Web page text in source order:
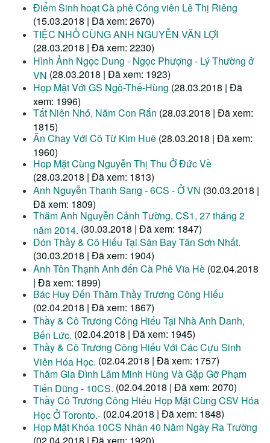
Điểm Sinh hoạt Cà phê Công viên Lê Thị Riêng
(15.03.2018 | Đã xem: 2670)
TIỆC NHỎ CÙNG ANH NGUYỄN VĂN LỢI
(28.03.2018 | Đã xem: 2230)
Hình Ảnh Ngọc Dung - Ngọc Phượng - Lý Thường ở
VN (28.03.2018 | Đã xem: 1923)
Họp Mặt Với GS Ngô-Thế-Hùng (28.03.2018 | Đã
xem: 1996)
Tất Niên Nhỏ, Năm Con Rắn (28.03.2018 | Đã xem:
1815)
Ăn Chay Với Cô Từ Kim Huê (28.03.2018 | Đã xem:
1960)
Hop Mặt Cùng Nguyễn Thị Thu Ở Đức Về
(28.03.2018 | Đã xem: 1813)
Anh Nguyễn Thanh Sang - 6CS - Ở VN (30.03.2018 |
Đã xem: 1809)
Thăm Anh Nguyễn Cảnh Tường, CS1, 27 tháng 2
năm 2014. (30.03.2018 | Đã xem: 1847)
Đón Thầy & Cô Hiếu Tại Sân Bay Tân Sơn Nhất.
(30.03.2018 | Đã xem: 1904)
Anh Tôn Thạnh Anh đến Cà Phê Vĩa Hè (02.04.2018
| Đã xem: 1899)
Bác Huy Đến Thăm Thầy Trương Công Hiếu
(02.04.2018 | Đã xem: 1867)
Thầy & Cô Trương Công Hiếu Tại Nhà Anh Danh,
Bến Lức. (02.04.2018 | Đã xem: 1945)
Thầy & Cô Trương Công Hiếu Với Các Cựu Sinh
Viên Hóa Học. (02.04.2018 | Đã xem: 1757)
Thăm Gia Đình Lâm Minh Hùng Và Gặp Gỡ Phạm
Tiến Dũng - 10CS. (02.04.2018 | Đã xem: 2070)
Thầy Cô Trương Công Hiếu Họp Mặt Cùng CSV Hóa
Học Ở Toronto.- (02.04.2018 | Đã xem: 1848)
Họp Mặt Khóa 10CS Nhân 40 Năm Ngày Ra Trường